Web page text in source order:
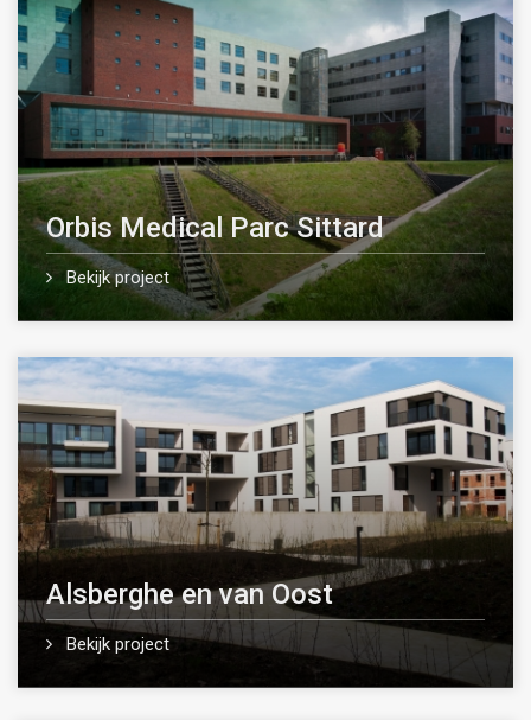
Orbis Medical Parc Sittard
Bekijk project
Alsberghe en van Oost
Bekijk project